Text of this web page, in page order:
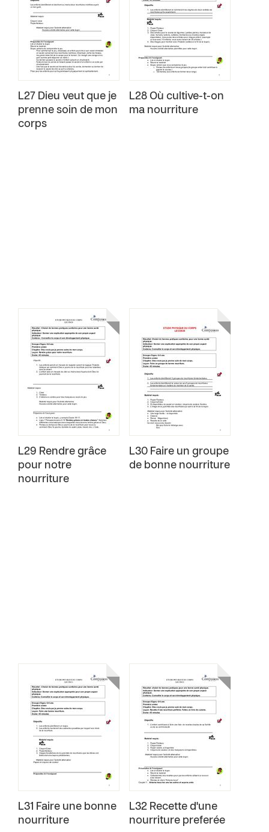
L27 Dieu veut que je
prenne soin de mon
corps
L28 Où cultive-t-on
ma nourriture
L29 Rendre grâce
pour notre
nourriture
L30 Faire un groupe
de bonne nourriture
L31 Faire une bonne
nourriture
L32 Recette d'une
nourriture preferée